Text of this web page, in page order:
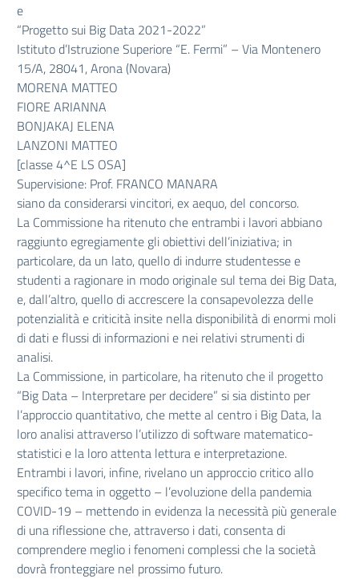
e
“Progetto sui Big Data 2021-2022”
Istituto d’Istruzione Superiore “E. Fermi” – Via Montenero
15/A, 28041, Arona (Novara)
MORENA MATTEO
FIORE ARIANNA
BONJAKAJ ELENA
LANZONI MATTEO
[classe 4^E LS OSA]
Supervisione: Prof. FRANCO MANARA
siano da considerarsi vincitori, ex aequo, del concorso.
La Commissione ha ritenuto che entrambi i lavori abbiano
raggiunto egregiamente gli obiettivi dell’iniziativa; in
particolare, da un lato, quello di indurre studentesse e
studenti a ragionare in modo originale sul tema dei Big Data,
e, dall’altro, quello di accrescere la consapevolezza delle
potenzialità e criticità insite nella disponibilità di enormi moli
di dati e flussi di informazioni e nei relativi strumenti di
analisi.
La Commissione, in particolare, ha ritenuto che il progetto
“Big Data – Interpretare per decidere” si sia distinto per
l’approccio quantitativo, che mette al centro i Big Data, la
loro analisi attraverso l’utilizzo di software matematico-
statistici e la loro attenta lettura e interpretazione.
Entrambi i lavori, infine, rivelano un approccio critico allo
specifico tema in oggetto – l’evoluzione della pandemia
COVID-19 – mettendo in evidenza la necessità più generale
di una riflessione che, attraverso i dati, consenta di
comprendere meglio i fenomeni complessi che la società
dovrà fronteggiare nel prossimo futuro.